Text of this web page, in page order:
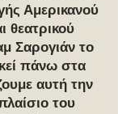
Αμερικανού
θεατρικού
Σαρογιάν το
πάνω στα
αυτή την
του